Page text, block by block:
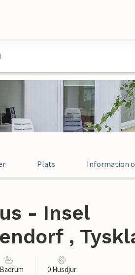
Plats Information
- Insel
,
0 Husdjur